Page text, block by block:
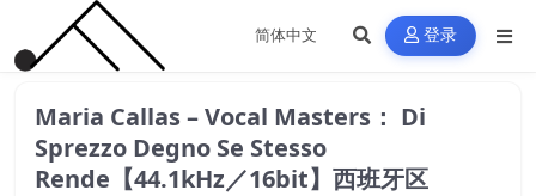
登录
Maria Callas – Vocal Masters： Di
Sprezzo Degno Se Stesso
Rende【44.1kHz／16bit】西班牙区